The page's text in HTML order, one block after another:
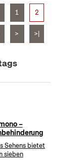
1 2
> >|
–
Sehens bietet
sieben